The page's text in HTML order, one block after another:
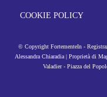
COOKIE POLICY
© Copyright FortementeIn -
Alessandra Chiaradia | Proprietà di
Valadier - Piazza del